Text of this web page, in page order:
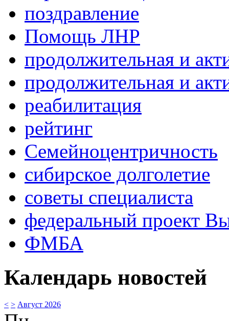
поздравление
Помощь ЛНР
продолжительная и
продолжительная и
реабилитация
рейтинг
Семейноцентричность
сибирское долголетие
советы специалиста
федеральный проект
ФМБА
Календарь новостей
< > Август 2026